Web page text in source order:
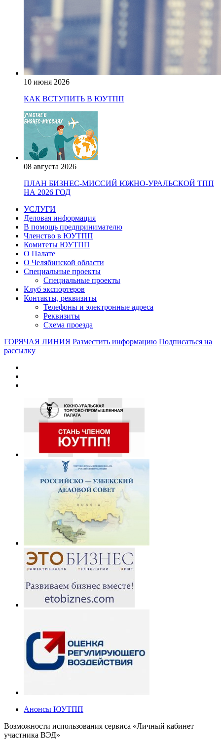
10 июня 2026
КАК ВСТУПИТЬ В ЮУТПП
08 августа 2026
ПЛАН БИЗНЕС-МИССИЙ ЮЖНО-УРАЛЬСКОЙ ТПП
НА 2026 ГОД
УСЛУГИ
Деловая информация
В помощь предпринимателю
Членство в ЮУТПП
Комитеты ЮУТПП
О Палате
О Челябинской области
Специальные проекты
Специальные проекты
Клуб экспортеров
Контакты, реквизиты
Телефоны и электронные адреса
Реквизиты
Схема проезда
ГОРЯЧАЯ ЛИНИЯ Разместить информацию Подписаться на
рассылку
Анонсы ЮУТПП
Возможности использования сервиса «Личный кабинет
участника ВЭД»